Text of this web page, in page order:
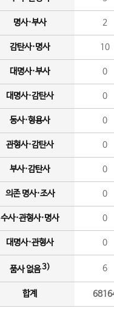
명사·부사 2
감탄사·명사 10
대명사·부사 0
대명사·감탄사 0
동사·형용사 0
관형사·감탄사 0
부사·감탄사 0
의존 명사·조사 0
수사·관형사·명사 0
대명사·관형사 0
품사 없음3) 6
합계